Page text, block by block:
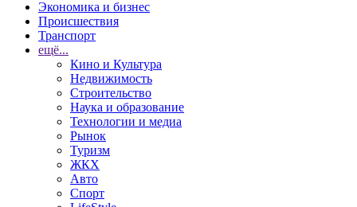
Экономика и бизнес
Происшествия
Транспорт
ещё...
Кино и Культура
Недвижимость
Строительство
Наука и образование
Технологии и медиа
Рынок
Туризм
ЖКХ
Авто
Спорт